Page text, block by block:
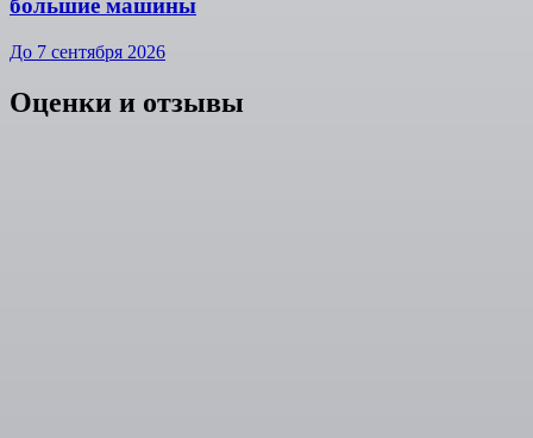
большие машины
До 7 сентября 2026
Оценки и отзывы